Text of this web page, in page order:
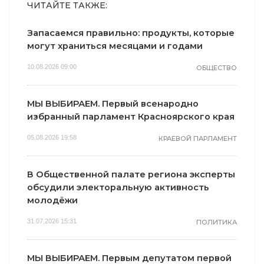
ЧИТАЙТЕ ТАКЖЕ:
Запасаемся правильно: продукты, которые
могут храниться месяцами и годами
10.08.2026 09:00 ОБЩЕСТВО
МЫ ВЫБИРАЕМ. Первый всенародно
избранный парламент Красноярского края
05.08.2026 19:58 КРАЕВОЙ ПАРЛАМЕНТ
В Общественной палате региона эксперты
обсудили электоральную активность
молодёжи
31.07.2026 15:31 ПОЛИТИКА
МЫ ВЫБИРАЕМ. Первым депутатом первой